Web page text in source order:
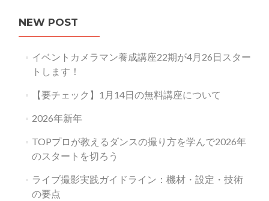
NEW POST
イベントカメラマン養成講座22期が4月26日スター
トします！
【要チェック】1月14日の無料講座について
2026年新年
TOPプロが教えるダンスの撮り方を学んで2026年
のスタートを切ろう
ライブ撮影実践ガイドライン：機材・設定・技術
の要点